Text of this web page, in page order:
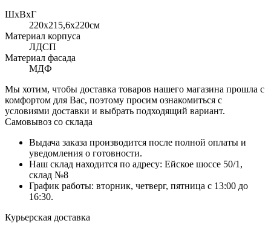
ШхВхГ
220x215,6х220см
Материал корпуса
ЛДСП
Материал фасада
МДФ
Мы хотим, чтобы доставка товаров нашего магазина прошла с
комфортом для Вас, поэтому просим ознакомиться с
условиями доставки и выбрать подходящий вариант.
Самовывоз со склада
Выдача заказа производится после полной оплаты и
уведомления о готовности.
Наш склад находится по адресу: Ейское шоссе 50/1,
склад №8
График работы: вторник, четверг, пятница с 13:00 до
16:30.
Курьерская доставка